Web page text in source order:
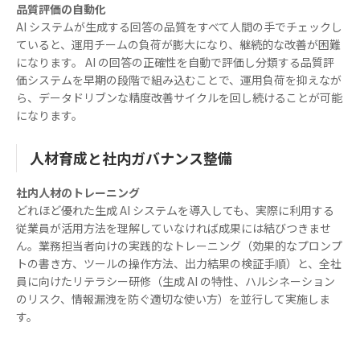
品質評価の自動化
AI システムが生成する回答の品質をすべて人間の手でチェックし
ていると、運用チームの負荷が膨大になり、継続的な改善が困難
になります。 AI の回答の正確性を自動で評価し分類する品質評
価システムを早期の段階で組み込むことで、運用負荷を抑えなが
ら、データドリブンな精度改善サイクルを回し続けることが可能
になります。
人材育成と社内ガバナンス整備
社内人材のトレーニング
どれほど優れた生成 AI システムを導入しても、実際に利用する
従業員が活用方法を理解していなければ成果には結びつきませ
ん。業務担当者向けの実践的なトレーニング（効果的なプロンプ
トの書き方、ツールの操作方法、出力結果の検証手順）と、全社
員に向けたリテラシー研修（生成 AI の特性、ハルシネーション
のリスク、情報漏洩を防ぐ適切な使い方）を並行して実施しま
す。